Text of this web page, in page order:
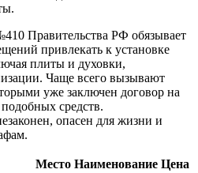
Правительства РФ обязывает
привлекать к установке
плиты и духовки,
Чаще всего вызывают
уже заключен договор на
средств.
опасен для жизни и
Место Наименование Цена